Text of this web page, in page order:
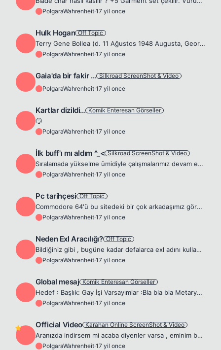
PolgaraWahrenheit·17 yil once
Hulk Hogan Off Topic
Terry Gene Bollea (d. 11 Ağustos 1948 Augusta, Georgia), ABD'li emekli güreşçi, aktör ve showman.Diğer yandan , 2.12m boyu ve 157 kg ağırlığıyla tam bir dev. 1970'li yıllarda güreşe başladı. WCW'de v...
PolgaraWahrenheit·17 yil once
Gaia'da bir fakir ... Silkroad ScreenShot & Video
PolgaraWahrenheit·17 yil once
Kartlar dizildi... Komik Enteresan Görseller
🙄
PolgaraWahrenheit·17 yil once
İlk buff'ı mı aldım ^_< Silkroad ScreenShot & Video
Sıralamada yükselme ümidiyle çalışmalarımız devam edecektir 😎 😎 😎
PolgaraWahrenheit·17 yil once
Pc tarihçesi Off Topic
Commodore 64'ü bu sitedeki bir çok arkadaşımız görmemiş hatta çoğu duymamış olabilir. Yaşıma rağmen ben bile o döneme ait bir çok makinayı -kullanmış olsam da- hatırlamıyorum. Geçen haftaki ayrılığımı...
PolgaraWahrenheit·17 yil once
Neden Exl Aracılığı? Off Topic
Bildiğiniz gibi , bugüne kadar defalarca exl adını kullanıp char çalanlar oldu. Bir çok manager adını özellikle benim adımı da kullanarak insanların emeğine göz koyanlar ve bu yolda başarılı olanlar ...
PolgaraWahrenheit·17 yil once
Global mesaj Komik Enteresan Görseller
Hedef : Başlık: Gay İşi Varsayımlar :Bla bla bla Metaryaller : Adam adama aids ; Evet Kadın kadına aids ; Evet Adam kadına aids ; Hayır 3 lü 😄 aids ; Evet Adam ata 😆 aids ; Hayır ❗ ❗ ❗ ❗ ❗ 😄
PolgaraWahrenheit·17 yil once
Official Video Karahan Online ScreenShot & Video
Aranızda indirsem mi acaba diyenler varsa , eminim bunu izledikten sonra geç kalmış olduklarını farkedecekler [download] 1. Video'yu İndir [/download] [download] 2. Video'yu İndir [/download] Saygıla...
PolgaraWahrenheit·17 yil once